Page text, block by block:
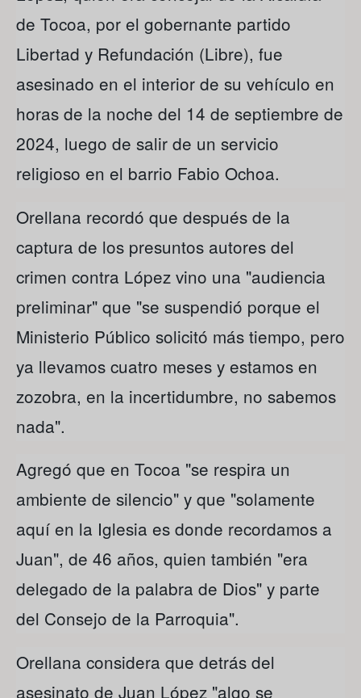
de Tocoa, por el gobernante partido
Libertad y Refundación (Libre), fue
asesinado en el interior de su vehículo en
horas de la noche del 14 de septiembre de
2024, luego de salir de un servicio
religioso en el barrio Fabio Ochoa.
Orellana recordó que después de la
captura de los presuntos autores del
crimen contra López vino una "audiencia
preliminar" que "se suspendió porque el
Ministerio Público solicitó más tiempo, pero
ya llevamos cuatro meses y estamos en
zozobra, en la incertidumbre, no sabemos
nada".
Agregó que en Tocoa "se respira un
ambiente de silencio" y que "solamente
aquí en la Iglesia es donde recordamos a
Juan", de 46 años, quien también "era
delegado de la palabra de Dios" y parte
del Consejo de la Parroquia".
Orellana considera que detrás del
asesinato de Juan López "algo se